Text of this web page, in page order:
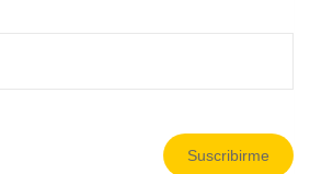
Suscribirme